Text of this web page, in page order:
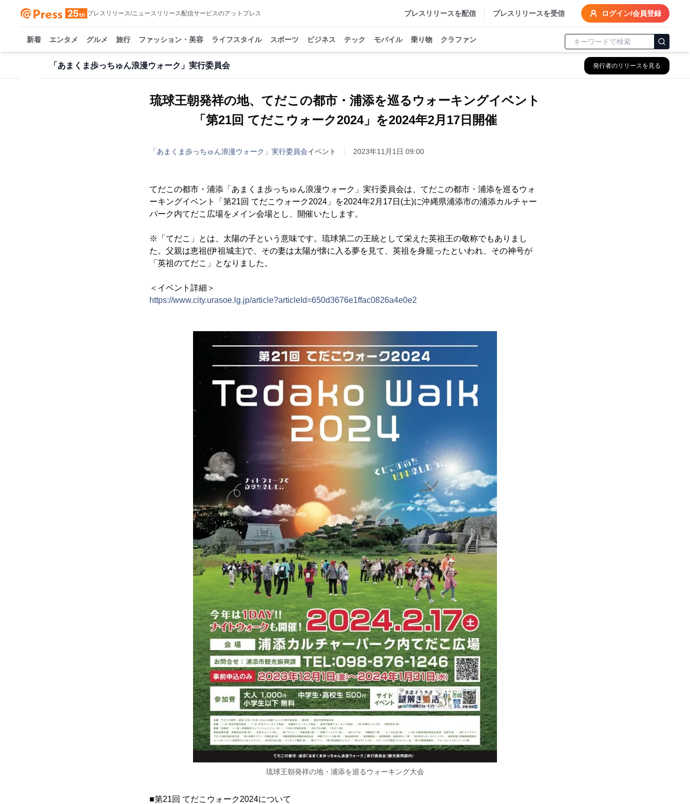
プレスリリース/ニュースリリース配信サービスのアットプレス プレスリリースを配信 プレスリリースを受信 ログイン/会員登録
新着 エンタメ グルメ 旅行 ファッション・美容 ライフスタイル スポーツ ビジネス テック モバイル 乗り物 クラファン
「あまくま歩っちゅん浪漫ウォーク」実行委員会 発行者のリリースを見る
琉球王朝発祥の地、てだこの都市・浦添を巡るウォーキングイベント
「第21回 てだこウォーク2024」を2024年2月17日開催
「あまくま歩っちゅん浪漫ウォーク」実行委員会イベント 2023年11月1日 09:00
てだこの都市・浦添「あまくま歩っちゅん浪漫ウォーク」実行委員会は、てだこの都市・浦添を巡るウォ
ーキングイベント「第21回 てだこウォーク2024」を2024年2月17日(土)に沖縄県浦添市の浦添カルチャー
パーク内てだこ広場をメイン会場とし、開催いたします。
※「てだこ」とは、太陽の子という意味です。琉球第二の王統として栄えた英祖王の敬称でもありまし
た。父親は恵祖(伊祖城主)で、その妻は太陽が懐に入る夢を見て、英祖を身籠ったといわれ、その神号が
「英祖のてだこ」となりました。
＜イベント詳細＞
https://www.city.urasoe.lg.jp/article?articleId=650d3676e1ffac0826a4e0e2
琉球王朝発祥の地・浦添を巡るウォーキング大会
■第21回 てだこウォーク2024について